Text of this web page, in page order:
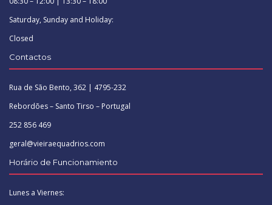
Saturday, Sunday and Holiday:
Closed
Contactos
Rua de São Bento, 362 | 4795-232
Rebordões – Santo Tirso – Portugal
252 856 469
geral@vieiraequadrios.com
Horário de Funcionamiento
Lunes a Viernes: